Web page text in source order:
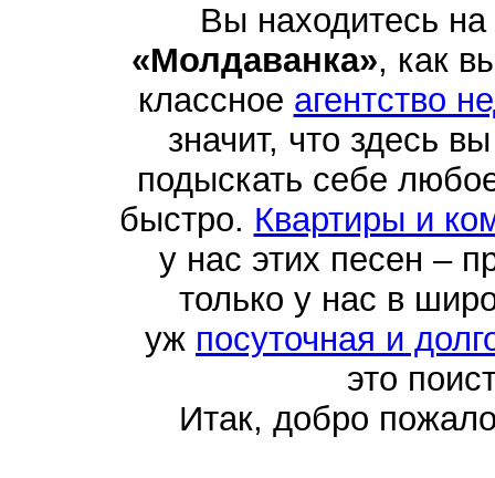
Вы находитесь
«Молдаванка», как
классное агентство
значит, что здесь
подыскать себе
быстро. Квартиры и
у нас этих песен –
только у нас в
уж посуточная и
это
Итак, добро